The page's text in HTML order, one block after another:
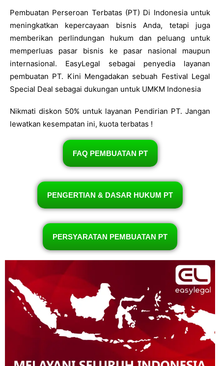
Pembuatan Perseroan Terbatas (PT) Di Indonesia untuk
meningkatkan kepercayaan bisnis Anda, tetapi juga
memberikan perlindungan hukum dan peluang untuk
memperluas pasar bisnis ke pasar nasional maupun
internasional. EasyLegal sebagai penyedia layanan
pembuatan PT. Kini Mengadakan sebuah Festival Legal
Special Deal sebagai dukungan untuk UMKM Indonesia
Nikmati diskon 50% untuk layanan Pendirian PT. Jangan
lewatkan kesempatan ini, kuota terbatas !
FAQ PEMBUATAN PT
PENGERTIAN & DASAR HUKUM PT
PERSYARATAN PEMBUATAN PT